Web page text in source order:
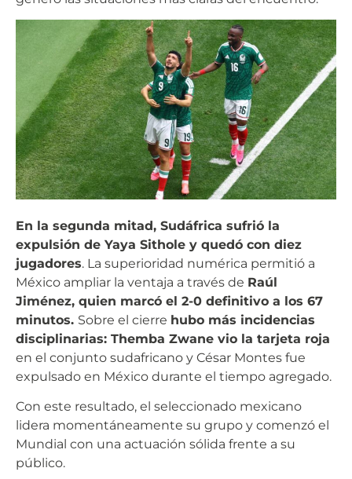
En la segunda mitad, Sudáfrica sufrió la
expulsión de Yaya Sithole y quedó con diez
jugadores. La superioridad numérica permitió a
México ampliar la ventaja a través de Raúl
Jiménez, quien marcó el 2-0 definitivo a los 67
minutos. Sobre el cierre hubo más incidencias
disciplinarias: Themba Zwane vio la tarjeta roja
en el conjunto sudafricano y César Montes fue
expulsado en México durante el tiempo agregado.
Con este resultado, el seleccionado mexicano
lidera momentáneamente su grupo y comenzó el
Mundial con una actuación sólida frente a su
público.